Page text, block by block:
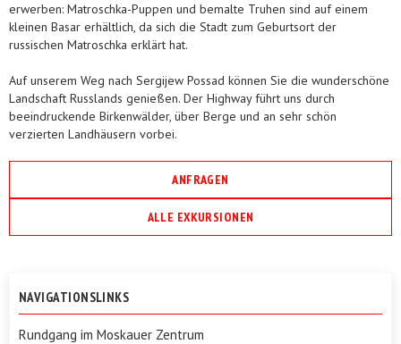
erwerben: Matroschka-Puppen und bemalte Truhen sind auf einem
kleinen Basar erhältlich, da sich die Stadt zum Geburtsort der
russischen Matroschka erklärt hat.
Auf unserem Weg nach Sergijew Possad können Sie die wunderschöne
Landschaft Russlands genießen. Der Highway führt uns durch
beeindruckende Birkenwälder, über Berge und an sehr schön
verzierten Landhäusern vorbei.
ANFRAGEN
ALLE EXKURSIONEN
NAVIGATIONSLINKS
Rundgang im Moskauer Zentrum